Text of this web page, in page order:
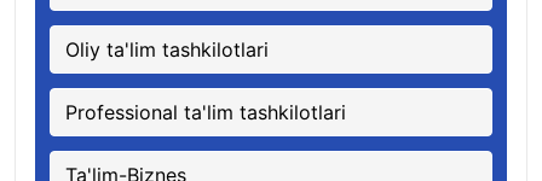
Oliy ta'lim tashkilotlari
Professional ta'lim tashkilotlari
Ta'lim-Biznes